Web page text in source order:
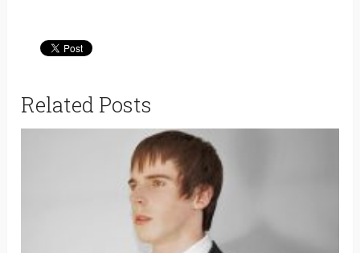
Related Posts